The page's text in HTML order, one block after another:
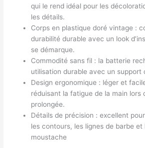
qui le rend idéal pour les
les détails.
Corps en plastique doré vintage :
durabilité durable avec un look
se démarque.
Commodité sans fil : la batterie
utilisation durable avec un support
Design ergonomique : léger et
réduisant la fatigue de la main lors
prolongée.
Détails de précision : excellent
les contours, les lignes de barbe et
moustache